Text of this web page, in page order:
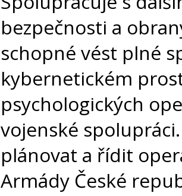
bezpečnosti a
schopné vést plné
kybernetickém
psychologických
vojenské
plánovat a řídit
Armády České